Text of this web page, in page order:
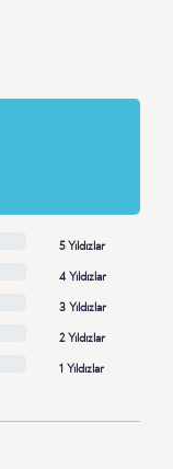
5 Yıldızlar
4 Yıldızlar
3 Yıldızlar
2 Yıldızlar
1 Yıldızlar